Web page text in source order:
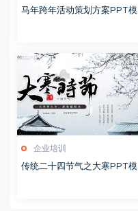
马年跨年活动策划方案PPT模
企业培训
传统二十四节气之大寒PPT模